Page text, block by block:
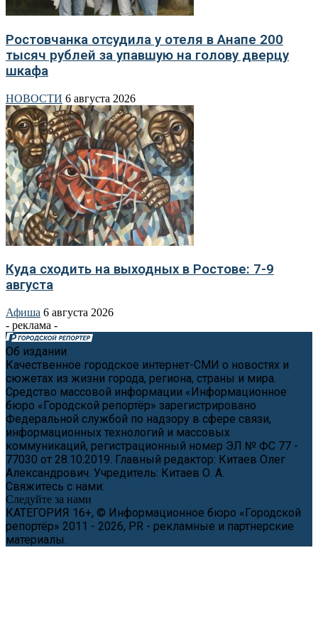
Ростовчанка отсудила у отеля в Анапе 200
тысяч рублей за упавшую на голову дверцу
шкафа
НОВОСТИ 6 августа 2026
Куда сходить на выходных в Ростове: 7-9
августа
Афиша 6 августа 2026
- реклама -
Об издании
Качественное городское интернет-СМИ о новостях и
сюжетах из жизни города, региона, страны и мира.
Средство массовой информации «Информационное
бюро «Городской репортёр» зарегистрировано
Федеральной службой по надзору в сфере связи,
информационных технологий и массовых
коммуникаций, регистрационный номер ЭЛ № ФС 77 -
77030 от 28.10.2019. Главный редактор: Китаев Олег
Александрович. Учредитель: Китаев О. А.
Свяжитесь с нами:
Следуйте за нами
КАТЕГОРИЯ 16+, © Информационное бюро «Городской
репортёр» 2011 - 2026, PR - рекламные и партнерские
материалы.